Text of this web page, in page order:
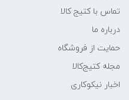
تماس با کتیج کالا
درباره ما
حمایت از فروشگاه
مجله کتیج‌کالا
اخبار نیکوکاری